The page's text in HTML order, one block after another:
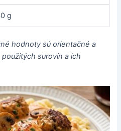
g
hodnoty sú orientačné a
surovín a ich